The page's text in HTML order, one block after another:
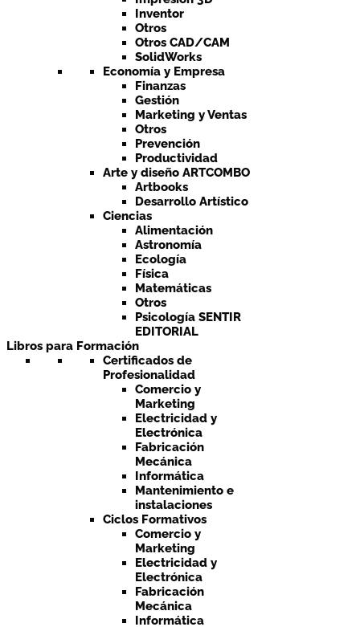
Inventor
Otros
Otros CAD/CAM
SolidWorks
Economía y Empresa
Finanzas
Gestión
Marketing y Ventas
Otros
Prevención
Productividad
Arte y diseño ARTCOMBO
Artbooks
Desarrollo Artístico
Ciencias
Alimentación
Astronomía
Ecología
Física
Matemáticas
Otros
Psicología SENTIR
EDITORIAL
Libros para Formación
Certificados de
Profesionalidad
Comercio y
Marketing
Electricidad y
Electrónica
Fabricación
Mecánica
Informática
Mantenimiento e
instalaciones
Ciclos Formativos
Comercio y
Marketing
Electricidad y
Electrónica
Fabricación
Mecánica
Informática